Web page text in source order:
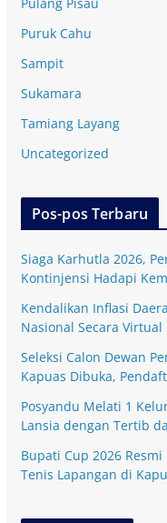
Puruk Cahu
Sampit
Sukamara
Tamiang Layang
Uncategorized
Pos-pos Terbaru
Siaga Karhutla 2026,
Kontinjensi Hadapi
Kendalikan Inflasi
Nasional Secara Virtual
Seleksi Calon Dewan
Kapuas Dibuka,
Posyandu Melati 1
Lansia dengan Tertib
Bupati Cup 2026
Tenis Lapangan di